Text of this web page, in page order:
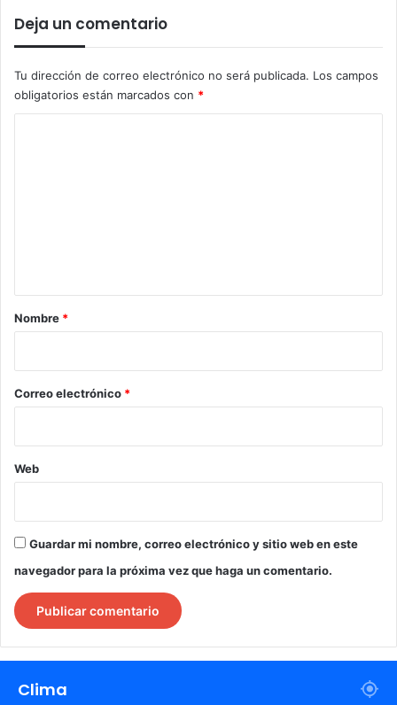
Deja un comentario
Tu dirección de correo electrónico no será publicada. Los campos
obligatorios están marcados con *
r
*
Nombre *
Correo electrónico *
Web
Guardar mi nombre, correo electrónico y sitio web en este
navegador para la próxima vez que haga un comentario.
Clima